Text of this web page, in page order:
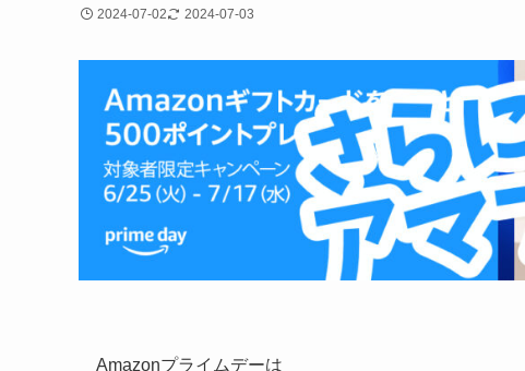
2024-07-02 2024-07-03
Amazonプライムデーは